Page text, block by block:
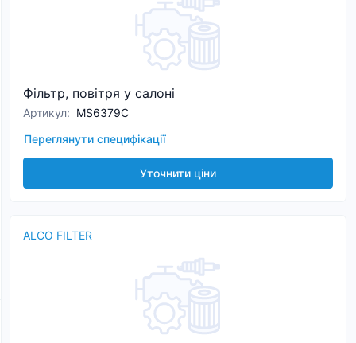
Фільтр, повітря у салоні
Артикул: MS6379C
Переглянути специфікації
Уточнити ціни
ALCO FILTER